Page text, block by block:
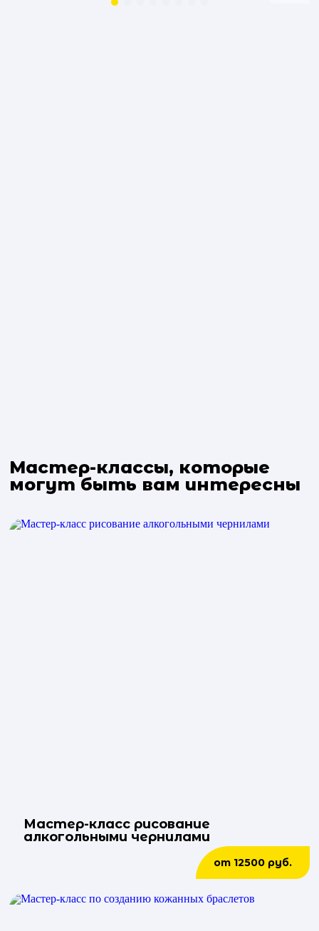
Мастер-классы, которые
могут быть вам интересны
Мастер-класс рисование
алкогольными чернилами
от 12500 руб.